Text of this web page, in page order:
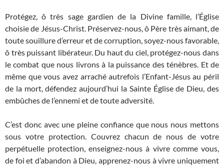
Protégez, ô très sage gardien de la Divine famille, l’Église
choisie de Jésus-Christ. Préservez-nous, ô Père très aimant, de
toute souillure d’erreur et de corruption, soyez-nous favorable,
ô très puissant libérateur. Du haut du ciel, protégez-nous dans
le combat que nous livrons à la puissance des ténèbres. Et de
même que vous avez arraché autrefois l’Enfant-Jésus au péril
de la mort, défendez aujourd’hui la Sainte Église de Dieu, des
embûches de l’ennemi et de toute adversité.
C’est donc avec une pleine confiance que nous nous mettons
sous votre protection. Couvrez chacun de nous de votre
perpétuelle protection, enseignez-nous à vivre comme vous,
de foi et d’abandon à Dieu, apprenez-nous à vivre uniquement